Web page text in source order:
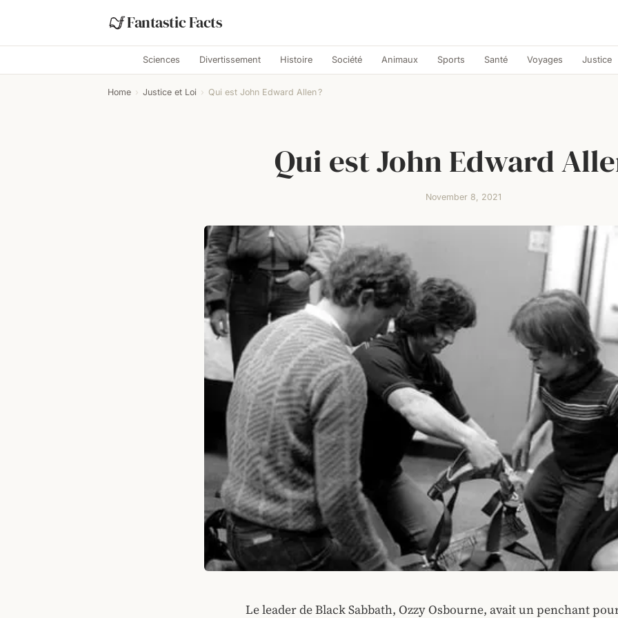
Fantastic Facts
Sciences Divertissement Histoire Société Animaux Sports Santé Voyages Justice
Home › Justice et Loi › Qui est John Edward Allen ?
Qui est John Edward
November 8, 2021
Le leader de Black Sabbath, Ozzy Osbourne, avait un penchant